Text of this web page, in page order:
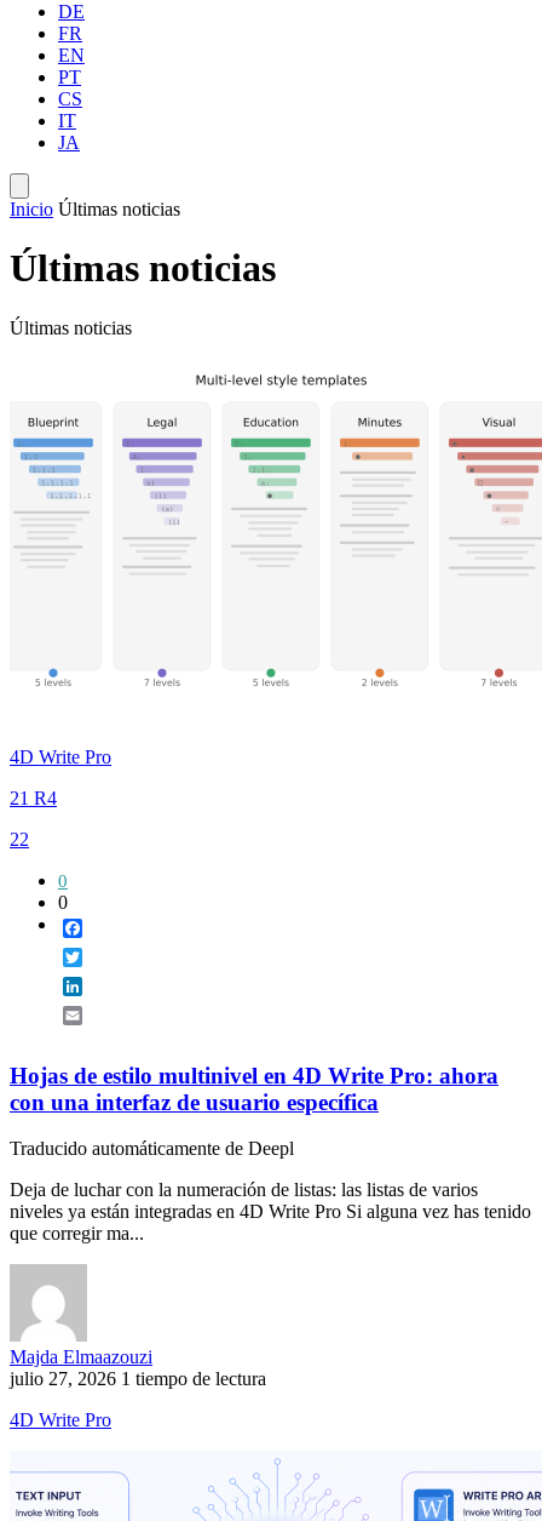
DE
FR
EN
PT
CS
IT
JA
Inicio Últimas noticias
Últimas noticias
Últimas noticias
4D Write Pro
21 R4
22
0
0
Hojas de estilo multinivel en 4D Write Pro: ahora
con una interfaz de usuario específica
Traducido automáticamente de Deepl
Deja de luchar con la numeración de listas: las listas de varios
niveles ya están integradas en 4D Write Pro Si alguna vez has tenido
que corregir ma...
Majda Elmaazouzi
julio 27, 2026 1 tiempo de lectura
4D Write Pro